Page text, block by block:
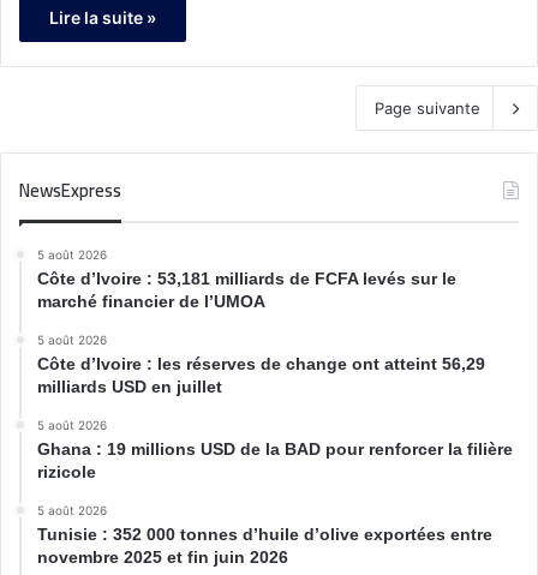
Lire la suite »
Page suivante
NewsExpress
5 août 2026
Côte d’Ivoire : 53,181 milliards de FCFA levés sur le
marché financier de l’UMOA
5 août 2026
Côte d’Ivoire : les réserves de change ont atteint 56,29
milliards USD en juillet
5 août 2026
Ghana : 19 millions USD de la BAD pour renforcer la filière
rizicole
5 août 2026
Tunisie : 352 000 tonnes d’huile d’olive exportées entre
novembre 2025 et fin juin 2026